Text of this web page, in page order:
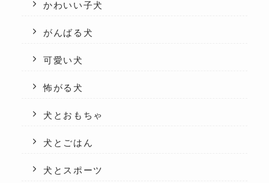
かわいい子犬
がんばる犬
可愛い犬
怖がる犬
犬とおもちゃ
犬とごはん
犬とスポーツ